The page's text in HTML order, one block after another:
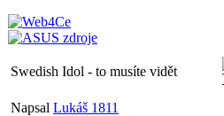
Swedish Idol - to musíte vidět
Napsal Lukáš 1811